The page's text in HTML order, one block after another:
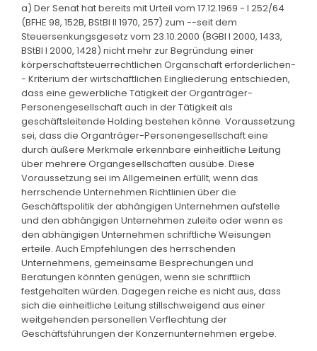
a) Der Senat hat bereits mit Urteil vom 17.12.1969 - I 252/64
(BFHE 98, 152B, BStBl II 1970, 257) zum --seit dem
Steuersenkungsgesetz vom 23.10.2000 (BGBl I 2000, 1433,
BStBl I 2000, 1428) nicht mehr zur Begründung einer
körperschaftsteuerrechtlichen Organschaft erforderlichen-
- Kriterium der wirtschaftlichen Eingliederung entschieden,
dass eine gewerbliche Tätigkeit der Organträger-
Personengesellschaft auch in der Tätigkeit als
geschäftsleitende Holding bestehen könne. Voraussetzung
sei, dass die Organträger-Personengesellschaft eine
durch äußere Merkmale erkennbare einheitliche Leitung
über mehrere Organgesellschaften ausübe. Diese
Voraussetzung sei im Allgemeinen erfüllt, wenn das
herrschende Unternehmen Richtlinien über die
Geschäftspolitik der abhängigen Unternehmen aufstelle
und den abhängigen Unternehmen zuleite oder wenn es
den abhängigen Unternehmen schriftliche Weisungen
erteile. Auch Empfehlungen des herrschenden
Unternehmens, gemeinsame Besprechungen und
Beratungen könnten genügen, wenn sie schriftlich
festgehalten würden. Dagegen reiche es nicht aus, dass
sich die einheitliche Leitung stillschweigend aus einer
weitgehenden personellen Verflechtung der
Geschäftsführungen der Konzernunternehmen ergebe.